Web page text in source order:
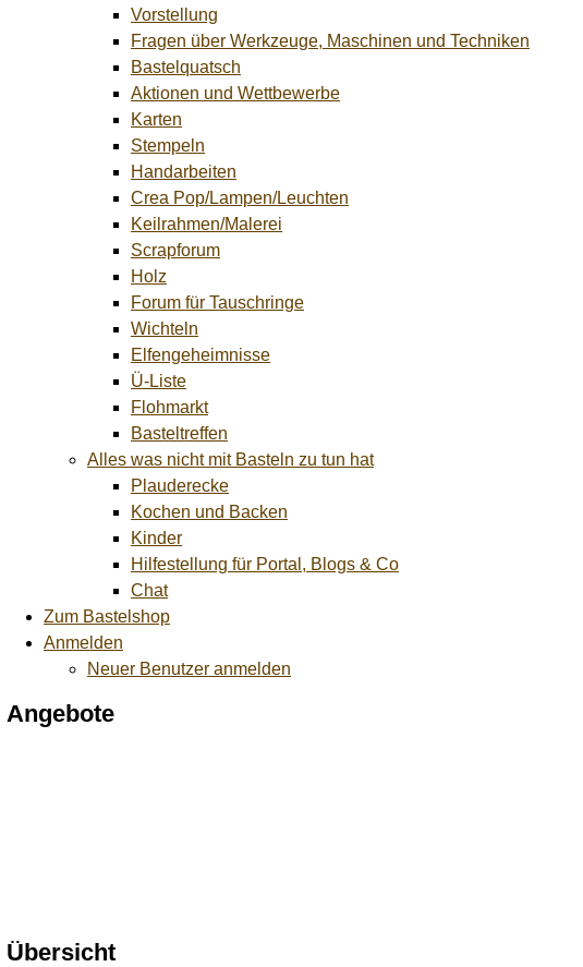
Vorstellung
Fragen über Werkzeuge, Maschinen und Techniken
Bastelquatsch
Aktionen und Wettbewerbe
Karten
Stempeln
Handarbeiten
Crea Pop/Lampen/Leuchten
Keilrahmen/Malerei
Scrapforum
Holz
Forum für Tauschringe
Wichteln
Elfengeheimnisse
Ü-Liste
Flohmarkt
Basteltreffen
Alles was nicht mit Basteln zu tun hat
Plauderecke
Kochen und Backen
Kinder
Hilfestellung für Portal, Blogs & Co
Chat
Zum Bastelshop
Anmelden
Neuer Benutzer anmelden
Angebote
Übersicht